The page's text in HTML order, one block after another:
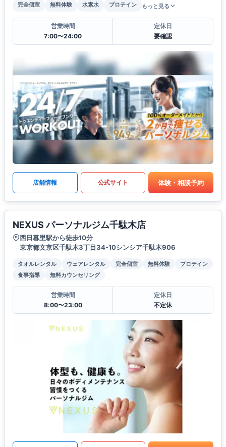
完全個室
無料体験 水素水 プロテイン もっと見る
営業時間
7:00〜24:00
定休日
要確認
店舗情報 公式サイト 体験・相談予約
NEXUS パーソナルジム千駄木店
西日暮里駅から徒歩10分
東京都文京区千駄木3丁目34-10シンシア千駄木906
タオルレンタル ウェアレンタル 完全個室 無料体験
プロテイン
食事指導
無料カウンセリング
営業時間
8:00〜23:00
定休日
不定休